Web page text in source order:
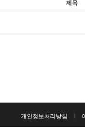
제목
개인정보처리방침